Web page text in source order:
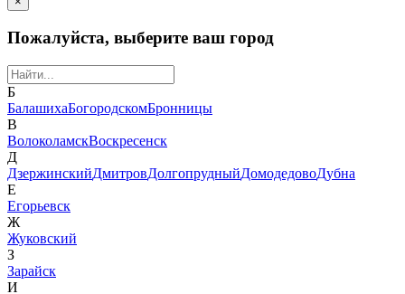
Пожалуйста, выберите ваш город
Б
БалашихаБогородскомБронницы
В
ВолоколамскВоскресенск
Д
ДзержинскийДмитровДолгопрудныйДомодедовоДубна
Е
Егорьевск
Ж
Жуковский
З
Зарайск
И